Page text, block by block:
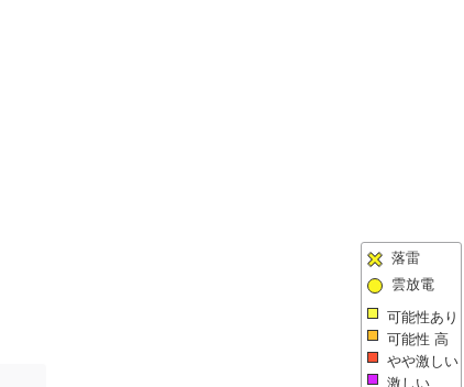
落雷
雲放電
可能性あり
可能性 高
やや激しい
激しい